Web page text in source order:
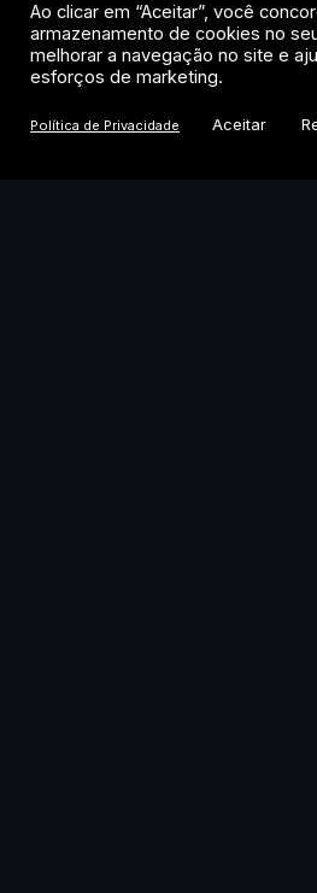
As ações da companhia
de 4,5% durante o pregão,
de mercado a US$ 15,8
Ao clicar em “Aceitar”, você
armazenamento de cookies no
melhorar a navegação no site e
esforços de marketing.
Política de Privacidade Aceitar